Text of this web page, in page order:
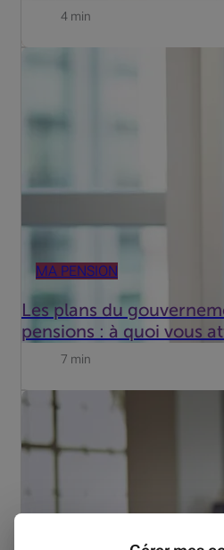
4 min
MA PENSION
Les plans du
pensions : à quoi vous
7 min
La base reste la pension légale,
montant dépend du statut que
carrière (fonctionnaire, salarié